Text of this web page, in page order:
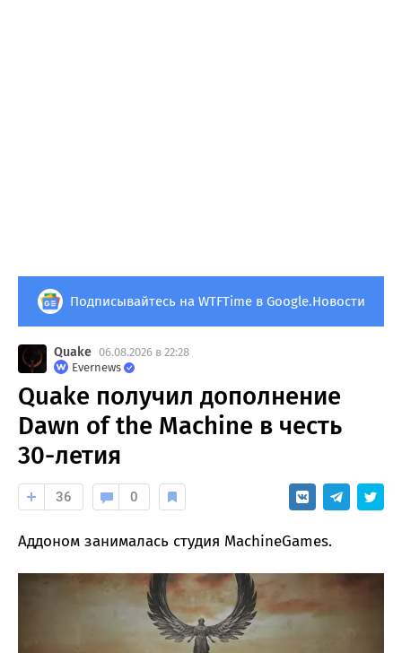
Подписывайтесь на WTFTime в Google.Новости
Quake 06.08.2026 в 22:28
Evernews
Quake получил дополнение
Dawn of the Machine в честь
30-летия
36 0
Аддоном занималась студия MachineGames.